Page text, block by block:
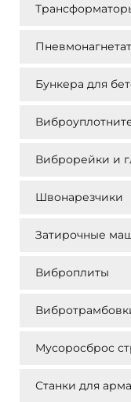
Бункера для
Виброрейки и
Швонарезчики
Затирочные
Виброплиты
Мусоросброс
Станки для